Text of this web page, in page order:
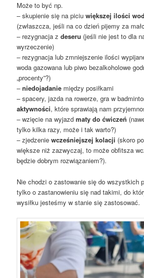
Może to być np.
– skupienie się na piciu większej ilości
(zwłaszcza, jeśli na co dzień pijemy za
– rezygnacja zdeseru (jeśli nie jest to dla
wyrzeczenie)
– rezygnacja lub zmniejszenie ilości
woda gazowana lub piwo bezalkoholowe
„procenty”?)
–niedojadanie między posiłkami
– spacery, jazda na rowerze, gra w
aktywności, które sprawiają nam
– wzięcie na wyjazd maty do ćwiczeń
tylko kilka razy, może i tak warto?)
– zjedzeniewcześniejszej kolacji (skoro
większe niż zazwyczaj, to może obfitsza
będzie dobrym rozwiązaniem?).
Nie chodzi o zastowanie się do wszystkich
tylko o zastanowieniu się nad takimi, do
wysiłku jesteśmy w stanie się zastosować.